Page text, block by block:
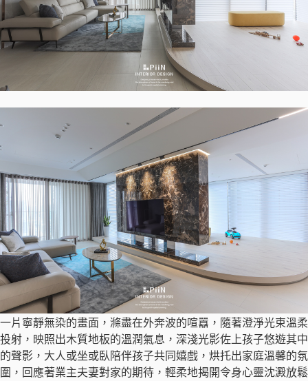
一片寧靜無染的畫面，滌盡在外奔波的喧囂，隨著澄淨光束溫柔
投射，映照出木質地板的溫潤氣息，深淺光影佐上孩子悠遊其中
的聲影，大人或坐或臥陪伴孩子共同嬉戲，烘托出家庭溫馨的氛
圍，回應著業主夫妻對家的期待，輕柔地揭開令身心靈沈澱放鬆